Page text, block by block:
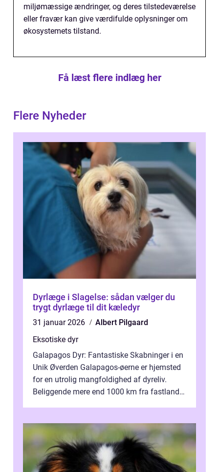
miljømæssige ændringer, og deres tilstedeværelse
eller fravær kan give værdifulde oplysninger om
økosystemets tilstand.
Få læst flere indlæg her
Flere Nyheder
Dyrlæge i Slagelse: sådan vælger du
trygt dyrlæge til dit kæledyr
31 januar 2026
Albert Pilgaard
Eksotiske dyr
Galapagos Dyr: Fantastiske Skabninger i en
Unik Øverden Galapagos-øerne er hjemsted
for en utrolig mangfoldighed af dyreliv.
Beliggende mere end 1000 km fra fastlandet